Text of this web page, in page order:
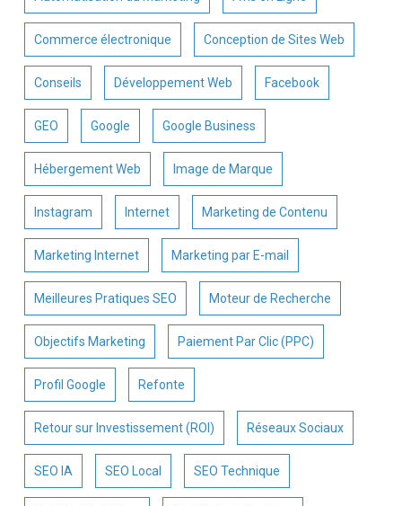
Commerce électronique Conception de Sites Web
Conseils Développement Web Facebook
GEO Google Google Business
Hébergement Web Image de Marque
Instagram Internet Marketing de Contenu
Marketing Internet Marketing par E-mail
Meilleures Pratiques SEO Moteur de Recherche
Objectifs Marketing Paiement Par Clic (PPC)
Profil Google Refonte
Retour sur Investissement (ROI) Réseaux Sociaux
SEO IA SEO Local SEO Technique